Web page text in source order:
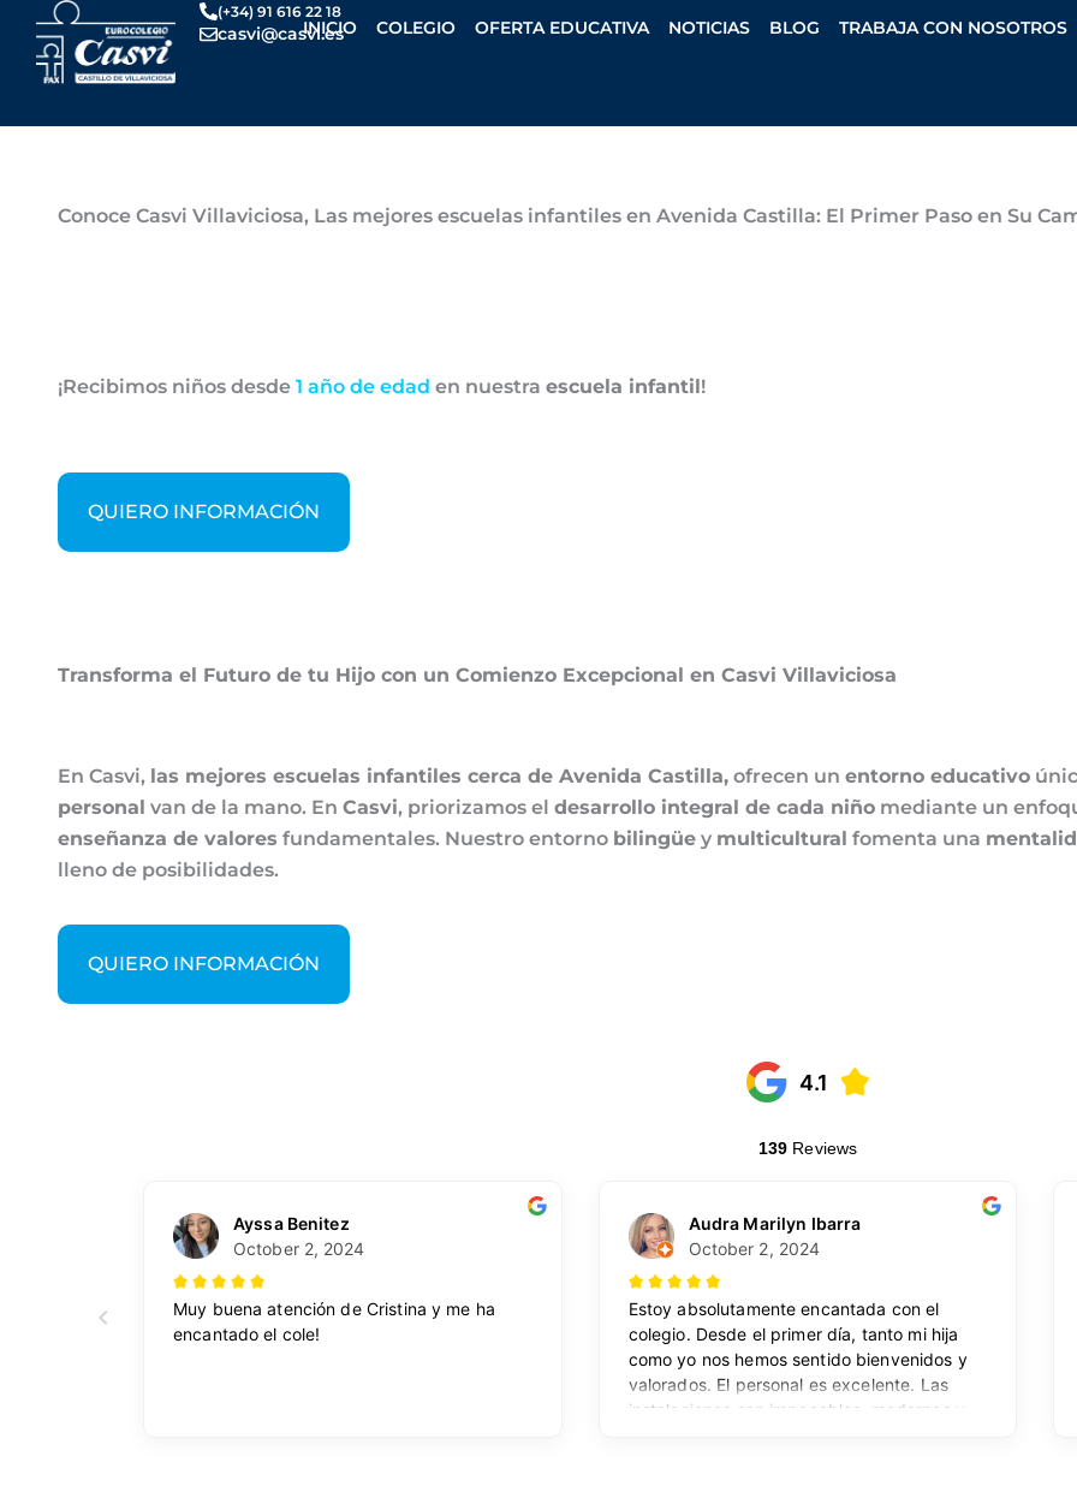
contenido
(+34) 91 616 22 18
casvi@casvi.es
INICIO COLEGIO OFERTA EDUCATIVA NOTICIAS BLOG TRABAJA CON NOSOTROS
Conoce Casvi Villaviciosa, Las mejores escuelas infantiles en Avenida Castilla: El Primer Paso en Su
¡Recibimos niños desde 1 año de edad en nuestra escuela infantil!
QUIERO INFORMACIÓN
Transforma el Futuro de tu Hijo con un Comienzo Excepcional en Casvi Villaviciosa
En Casvi, las mejores escuelas infantiles cerca de Avenida Castilla, ofrecen un entorno educativo
personal van de la mano. En Casvi, priorizamos el desarrollo integral de cada niño mediante un
enseñanza de valores fundamentales. Nuestro entorno bilingüe y multicultural fomenta una
lleno de posibilidades.
QUIERO INFORMACIÓN